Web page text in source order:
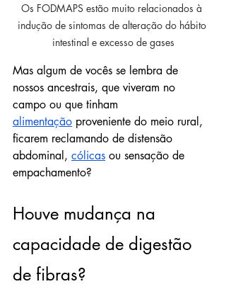
Os FODMAPS estão muito relacionados à
indução de sintomas de alteração do hábito
intestinal e excesso de gases
Mas algum de vocês se lembra de
nossos ancestrais, que viveram no
campo ou que tinham
alimentação proveniente do meio rural,
ficarem reclamando de distensão
abdominal, cólicas ou sensação de
empachamento?
Houve mudança na
capacidade de digestão
de fibras?